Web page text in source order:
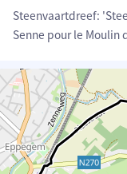
Steenvaartdreef:
Senne pour le Moulin